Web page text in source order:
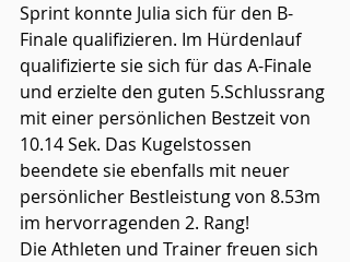
Sprint konnte Julia sich für den B-
Finale qualifizieren. Im Hürdenlauf
qualifizierte sie sich für das A-Finale
und erzielte den guten 5.Schlussrang
mit einer persönlichen Bestzeit von
10.14 Sek. Das Kugelstossen
beendete sie ebenfalls mit neuer
persönlicher Bestleistung von 8.53m
im hervorragenden 2. Rang!
Die Athleten und Trainer freuen sich